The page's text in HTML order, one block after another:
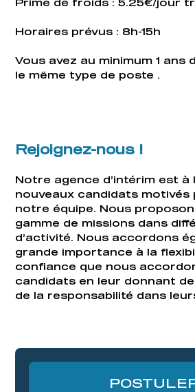
Prime de froids : 5.25€/jour
Horaires prévus : 8h-15h
Vous avez au minimum 1 ans
le même type de poste .
Rejoignez-nous !
Notre agence d’intérim est à
nouveaux candidats motivés
notre équipe. Nous
gamme de missions dans
d’activité. Nous accordons
grande importance à la
confiance que nous
candidats en leur donnant de
de la responsabilité dans